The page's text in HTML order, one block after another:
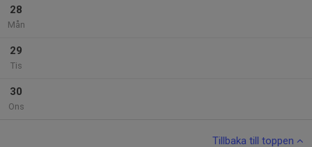
28
Mån
29
Tis
30
Ons
Tillbaka till toppen